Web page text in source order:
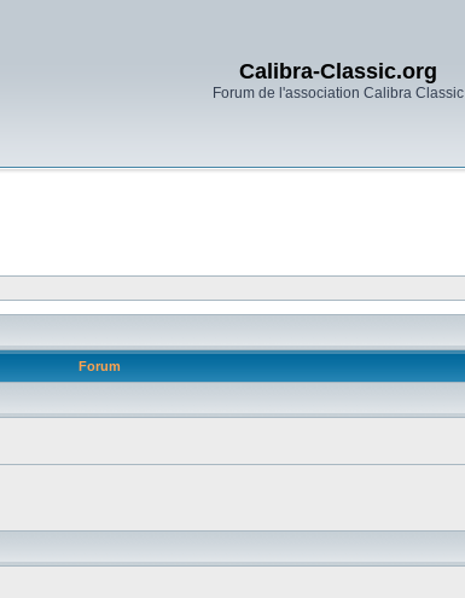
Calibra-Classic.org
Forum de l'association Calibra Classic
Forum